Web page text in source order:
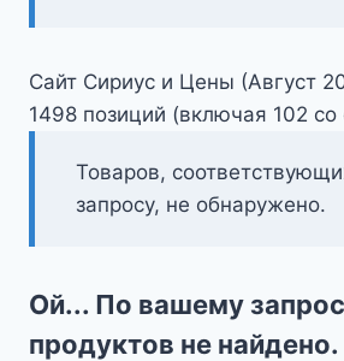
Сайт Сириус и Цены (Август
1498 позиций (включая 102 со
Товаров,
запросу, не обнаружено.
Ой... По вашему
продуктов не найдено.